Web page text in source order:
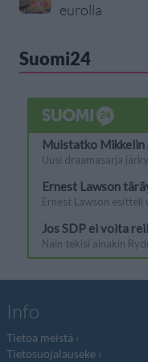
eurolla
Suomi24
Info
Tietoa meistä
Tietosuojalauseke